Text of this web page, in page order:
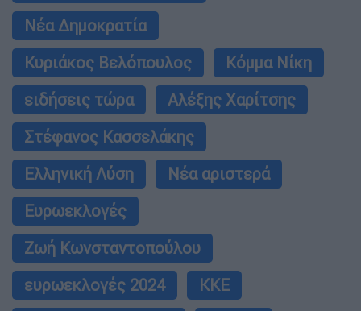
Νέα Δημοκρατία
Κυριάκος Βελόπουλος
Κόμμα Νίκη
ειδήσεις τώρα
Αλέξης Χαρίτσης
Στέφανος Κασσελάκης
Ελληνική Λύση
Νέα αριστερά
Ευρωεκλογές
Ζωή Κωνσταντοπούλου
ευρωεκλογές 2024
ΚΚΕ